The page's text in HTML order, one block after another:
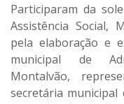
Participaram da
Assistência Social,
pela elaboração e
municipal de
Montalvão,
secretária municipal